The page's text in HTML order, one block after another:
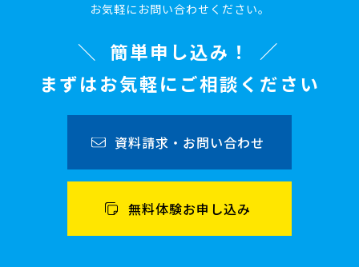
お気軽にお問い合わせください。
簡単申し込み！
まずはお気軽にご相談ください
資料請求・お問い合わせ
無料体験お申し込み